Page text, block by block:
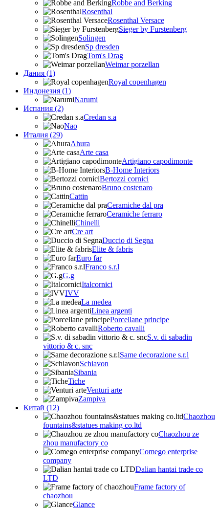
Robbe and Berking
Rosenthal
Rosenthal Versace
Sieger by Furstenberg
Solingen
Sp dresden
Tom's Drag
Weimar porzellan
Дания (1)
Royal copenhagen
Индонезия (1)
Narumi
Испания (2)
Credan s.a
Nao
Италия (29)
Ahura
Arte casa
Artigiano capodimonte
B-Home Interiors
Bertozzi cornici
Bruno costenaro
Cattin
Ceramiche dal pra
Ceramiche ferraro
Chinelli
Cre art
Duccio di Segna
Elite & fabris
Euro far
Franco s.r.l
G.g
Italcornici
IVV
La medea
Linea argenti
Porcellane principe
Roberto cavalli
S.v. di sabadin
vittorio & c. snc
Same decorazione s.r.l
Schiavon
Sibania
Tiche
Venturi arte
Zampiva
Китай (12)
Chaozhou
fountains&statues making co.ltd
Chaozhou ze
zhou manufactory co
Comego enterprise
company
Dalian hantai trade co
LTD
Frame factory of
chaozhou
Glance